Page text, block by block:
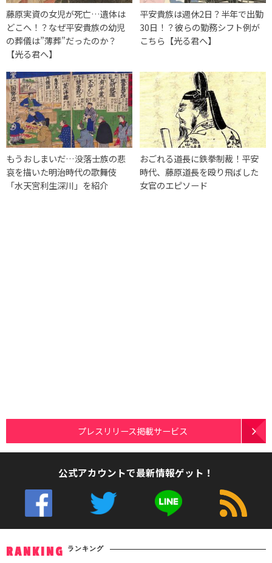
藤原実資の女児が死亡…遺体は
どこへ！？なぜ平安貴族の幼児
の葬儀は”薄葬”だったのか？
【光る君へ】
平安貴族は週休2日？半年で出勤
30日！？彼らの勤務シフト例が
こちら【光る君へ】
もうおしまいだ…没落士族の悲
哀を描いた明治時代の歌舞伎
「水天宮利生深川」を紹介
おごれる道長に鉄拳制裁！平安
時代、藤原道長を殴り飛ばした
女官のエピソード
プレスリリース掲載サービス
公式アカウントで最新情報ゲット！
RANKING ランキング